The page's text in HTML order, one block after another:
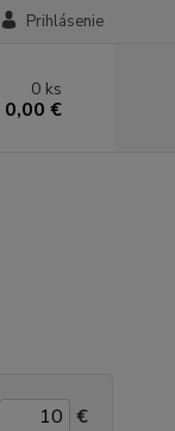
Prihlásenie
0 ks
0,00 €
€